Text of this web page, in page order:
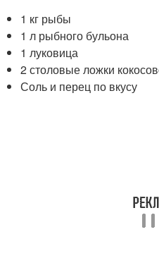
1 кг рыбы
1 л рыбного бульона
1 луковица
2 столовые ложки
Соль и перец по вкусу